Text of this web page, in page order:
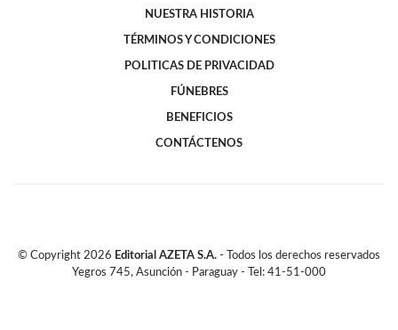
NUESTRA HISTORIA
TÉRMINOS Y CONDICIONES
POLITICAS DE PRIVACIDAD
FÚNEBRES
BENEFICIOS
CONTÁCTENOS
© Copyright 2026 Editorial AZETA S.A. - Todos los derechos reservados
Yegros 745, Asunción - Paraguay - Tel: 41-51-000